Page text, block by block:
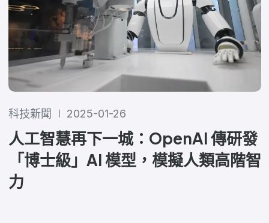
科技新聞 2025-01-26
人工智慧再下一城：OpenAI 傳研發
「博士級」AI 模型，模擬人類高階智
力